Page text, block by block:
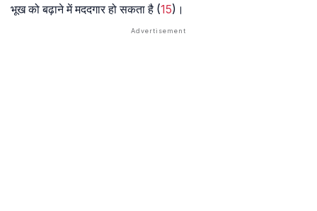
भूख को बढ़ाने में मददगार हो सकता है (15)।